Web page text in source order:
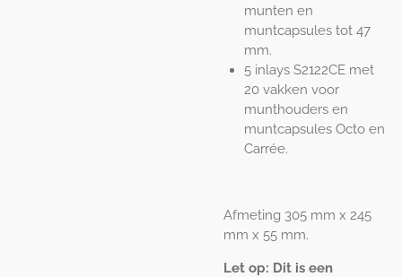
munten en
muntcapsules tot 47
mm.
5 inlays S2122CE met
20 vakken voor
munthouders en
muntcapsules Octo en
Carrée.
Afmeting 305 mm x 245
mm x 55 mm.
Let op: Dit is een